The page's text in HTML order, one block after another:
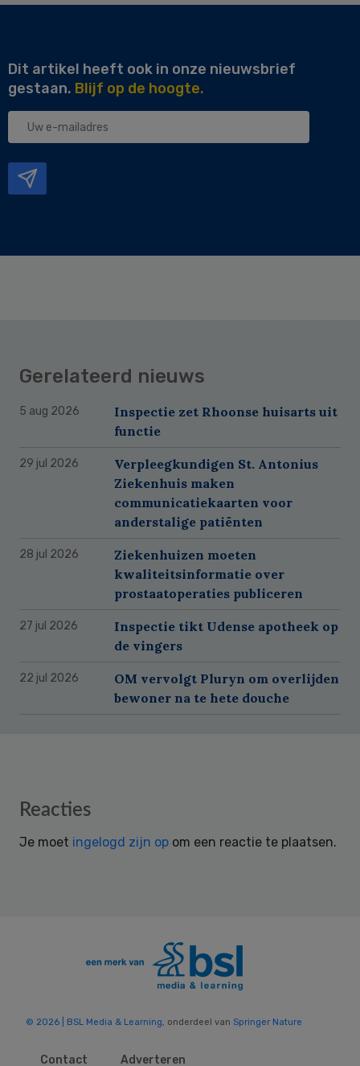
Dit artikel heeft ook in onze nieuwsbrief
gestaan. Blijf op de hoogte.
Uw
Gerelateerd nieuws
5 aug 2026
Inspectie zet Rhoonse huisarts uit
functie
29 jul 2026
Verpleegkundigen St. Antonius
Ziekenhuis maken
communicatiekaarten voor
anderstalige patiënten
28 jul 2026
Ziekenhuizen moeten
kwaliteitsinformatie over
prostaatoperaties publiceren
27 jul 2026
Inspectie tikt Udense apotheek op
de vingers
22 jul 2026
OM vervolgt Pluryn om overlijden
bewoner na te hete douche
Reader
Reacties
Je moet ingelogd zijn op om een reactie te plaatsen.
© 2026 | BSL Media & Learning, onderdeel van Springer Nature
Contact Adverteren